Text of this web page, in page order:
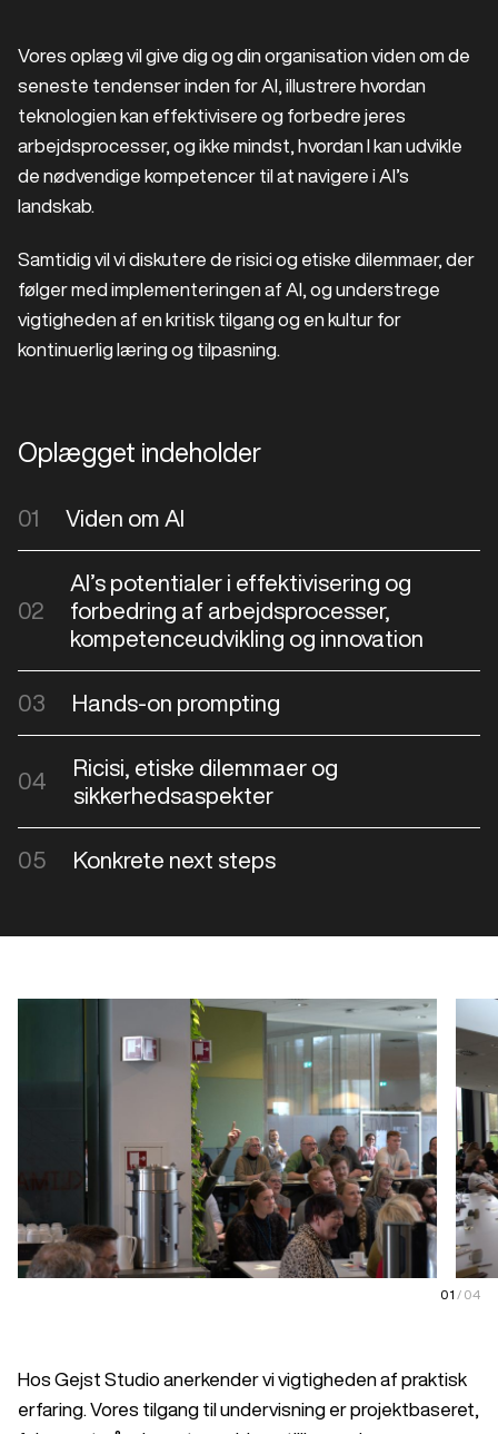
Vores oplæg vil give dig og din organisation viden om de
seneste tendenser inden for AI, illustrere hvordan
teknologien kan effektivisere og forbedre jeres
arbejdsprocesser, og ikke mindst, hvordan I kan udvikle
de nødvendige kompetencer til at navigere i AI’s
landskab.
Samtidig vil vi diskutere de risici og etiske dilemmaer, der
følger med implementeringen af AI, og understrege
vigtigheden af en kritisk tilgang og en kultur for
kontinuerlig læring og tilpasning.
Oplægget indeholder
01 Viden om AI
02
AI’s potentialer i effektivisering og
forbedring af arbejdsprocesser,
kompetenceudvikling og innovation
03 Hands-on prompting
04
Ricisi, etiske dilemmaer og
sikkerhedsaspekter
05 Konkrete next steps
01 / 04
Hos Gejst Studio anerkender vi vigtigheden af praktisk
erfaring. Vores tilgang til undervisning er projektbaseret,